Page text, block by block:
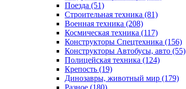
Поезда (51)
Строительная техника (81)
Военная техника (208)
Космическая техника (117)
Конструкторы Спецтехника (156)
Конструкторы Автобусы, авто (55)
Полицейская техника (124)
Крепость (19)
Динозавры, животный мир (179)